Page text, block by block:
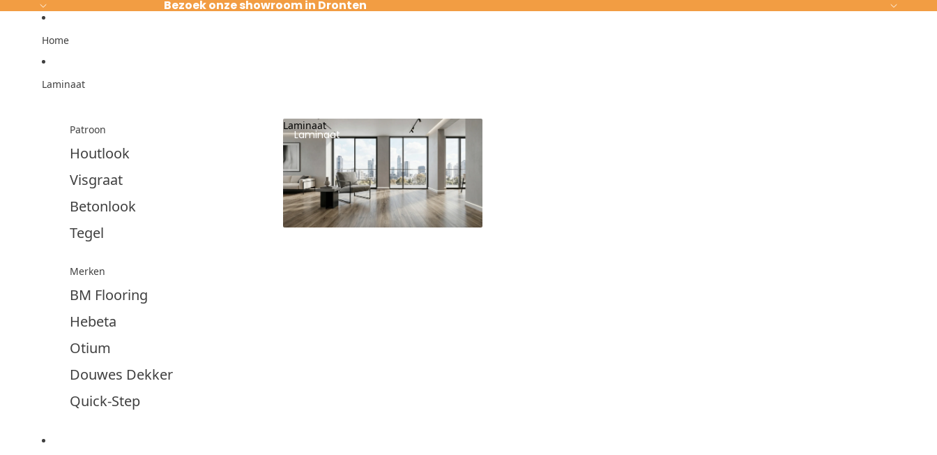
Bezoek onze showroom in Dronten
Home
Laminaat
Patroon
Houtlook
Visgraat
Betonlook
Tegel
Merken
BM Flooring
Hebeta
Otium
Douwes Dekker
Quick-Step
Laminaat
Laminaat